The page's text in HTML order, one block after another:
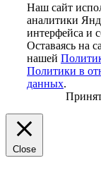
Наш сайт
аналитики
интерфейса и
Оставаясь на
нашей
Политики в
данных.
Close